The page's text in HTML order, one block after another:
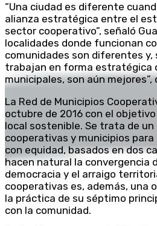
“Una ciudad es diferente
alianza estratégica entre el
sector cooperativo”, señaló
localidades donde funcionan
comunidades son diferentes y,
trabajan en forma estratégica
municipales, son aún mejores”,
La Red de Municipios
octubre de 2016 con el
local sostenible. Se trata de
cooperativas y municipios
con equidad, basados en dos
hacen natural la convergencia
democracia y el arraigo
cooperativas es, además, una
la práctica de su séptimo
con la comunidad.